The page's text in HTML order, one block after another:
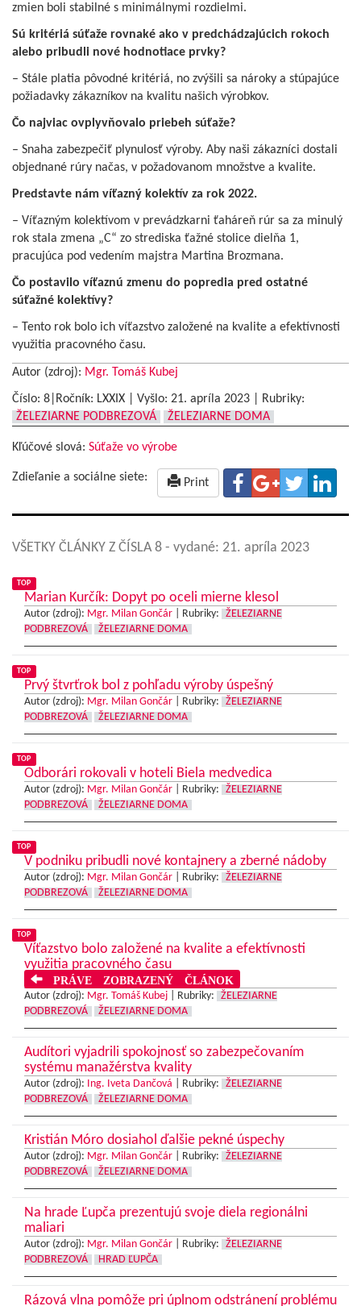
zmien boli stabilné s minimálnymi rozdielmi.
Sú kritériá súťaže rovnaké ako v predchádzajúcich rokoch
alebo pribudli nové hodnotiace prvky?
– Stále platia pôvodné kritériá, no zvýšili sa nároky a stúpajúce
požiadavky zákazníkov na kvalitu našich výrobkov.
Čo najviac ovplyvňovalo priebeh súťaže?
– Snaha zabezpečiť plynulosť výroby. Aby naši zákazníci dostali
objednané rúry načas, v požadovanom množstve a kvalite.
Predstavte nám víťazný kolektív za rok 2022.
– Víťazným kolektívom v prevádzkarni ťaháreň rúr sa za minulý
rok stala zmena „C“ zo strediska ťažné stolice dielňa 1,
pracujúca pod vedením majstra Martina Brozmana.
Čo postavilo víťaznú zmenu do popredia pred ostatné
súťažné kolektívy?
– Tento rok bolo ich víťazstvo založené na kvalite a efektívnosti
využitia pracovného času.
Autor (zdroj): Mgr. Tomáš Kubej
Číslo: 8|Ročník: LXXIX | Vyšlo: 21. apríla 2023
Rubriky:
ŽELEZIARNE PODBREZOVÁ
ŽELEZIARNE DOMA
Kľúčové slová: Súťaže vo výrobe
Zdieľanie a sociálne siete: Print
VŠETKY ČLÁNKY Z ČÍSLA 8 - vydané: 21. apríla 2023
TOP
Marian Kurčík: Dopyt po oceli mierne klesol
Autor (zdroj): Mgr. Milan Gončár Rubriky:
ŽELEZIARNE
PODBREZOVÁ
ŽELEZIARNE DOMA
TOP
Prvý štvrťrok bol z pohľadu výroby úspešný
Autor (zdroj): Mgr. Milan Gončár Rubriky:
ŽELEZIARNE
PODBREZOVÁ
ŽELEZIARNE DOMA
TOP
Odborári rokovali v hoteli Biela medvedica
Autor (zdroj): Mgr. Milan Gončár Rubriky:
ŽELEZIARNE
PODBREZOVÁ
ŽELEZIARNE DOMA
TOP
V podniku pribudli nové kontajnery a zberné nádoby
Autor (zdroj): Mgr. Milan Gončár Rubriky:
ŽELEZIARNE
PODBREZOVÁ
ŽELEZIARNE DOMA
TOP
Víťazstvo bolo založené na kvalite a efektívnosti
využitia pracovného času
PRÁVE ZOBRAZENÝ ČLÁNOK
Autor (zdroj): Mgr. Tomáš Kubej Rubriky:
ŽELEZIARNE
PODBREZOVÁ
ŽELEZIARNE DOMA
Audítori vyjadrili spokojnosť so zabezpečovaním
systému manažérstva kvality
Autor (zdroj): Ing. Iveta Dančová Rubriky:
ŽELEZIARNE
PODBREZOVÁ
ŽELEZIARNE DOMA
Kristián Móro dosiahol ďalšie pekné úspechy
Autor (zdroj): Mgr. Milan Gončár Rubriky:
ŽELEZIARNE
PODBREZOVÁ
ŽELEZIARNE DOMA
Na hrade Ľupča prezentujú svoje diela regionálni
maliari
Autor (zdroj): Mgr. Milan Gončár Rubriky:
ŽELEZIARNE
PODBREZOVÁ
HRAD ĽUPČA
Rázová vlna pomôže pri úplnom odstránení problému